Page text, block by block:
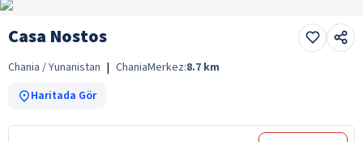
Casa Nostos
Chania / Yunanistan | ChaniaMerkez:8.7 km
Haritada Gör